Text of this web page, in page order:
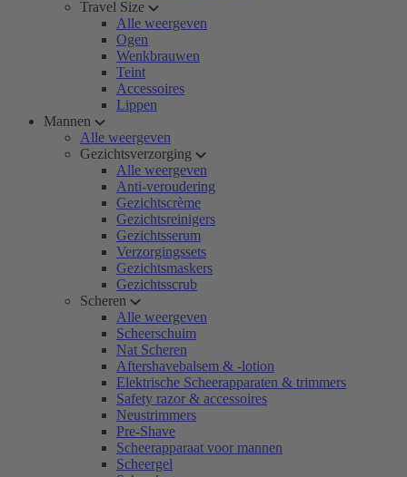
Travel Size
Alle weergeven
Ogen
Wenkbrauwen
Teint
Accessoires
Lippen
Mannen
Alle weergeven
Gezichtsverzorging
Alle weergeven
Anti-veroudering
Gezichtscrème
Gezichtsreinigers
Gezichtsserum
Verzorgingssets
Gezichtsmaskers
Gezichtsscrub
Scheren
Alle weergeven
Scheerschuim
Nat Scheren
Aftershavebalsem & -lotion
Elektrische Scheerapparaten & trimmers
Safety razor & accessoires
Neustrimmers
Pre-Shave
Scheerapparaat voor mannen
Scheergel